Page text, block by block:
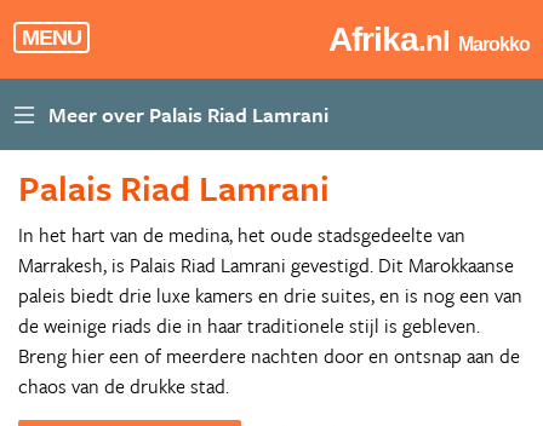
MENU Afrika.nl Marokko
Palais Riad Lamrani
In het hart van de medina, het oude stadsgedeelte van
Marrakesh, is Palais Riad Lamrani gevestigd. Dit Marokkaanse
paleis biedt drie luxe kamers en drie suites, en is nog een van
de weinige riads die in haar traditionele stijl is gebleven.
Breng hier een of meerdere nachten door en ontsnap aan de
chaos van de drukke stad.